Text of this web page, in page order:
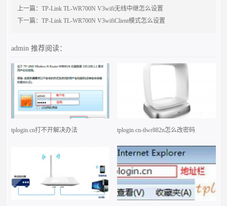
上一篇：TP-Link TL-WR700N V3wifi无线中继怎么设置
下一篇：TP-Link TL-WR700N V3wifiClient模式怎么设置
admin推荐阅读：
tplogin.cn打不开解决办法 tplogin.cn-tlwr882n怎么改密码